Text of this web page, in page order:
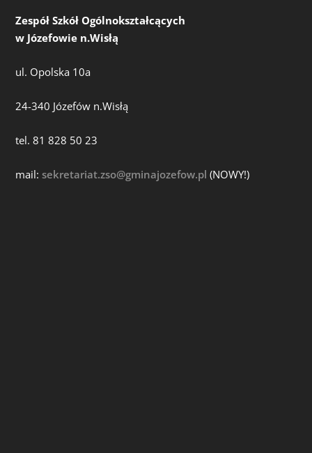
Zespół Szkół Ogólnokształcących
w Józefowie n.Wisłą
ul. Opolska 10a
24-340 Józefów n.Wisłą
tel. 81 828 50 23
mail:sekretariat.zso@gminajozefow.pl (NOWY!)